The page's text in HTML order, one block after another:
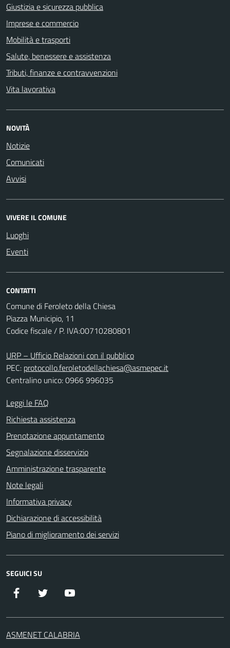
Giustizia e sicurezza pubblica
Imprese e commercio
Mobilità e trasporti
Salute, benessere e assistenza
Tributi, finanze e contravvenzioni
Vita lavorativa
NOVITÀ
Notizie
Comunicati
Avvisi
VIVERE IL COMUNE
Luoghi
Eventi
CONTATTI
Comune di Feroleto della Chiesa
Piazza Municipio, 11
Codice fiscale / P. IVA:00710280801
URP – Ufficio Relazioni con il pubblico
PEC: protocollo.feroletodellachiesa@asmepec.it
Centralino unico: 0966 996035
Leggi le FAQ
Richiesta assistenza
Prenotazione appuntamento
Segnalazione disservizio
Amministrazione trasparente
Note legali
Informativa privacy
Dichiarazione di accessibilità
Piano di miglioramento dei servizi
SEGUICI SU
Facebook Twitter
ASMENET CALABRIA